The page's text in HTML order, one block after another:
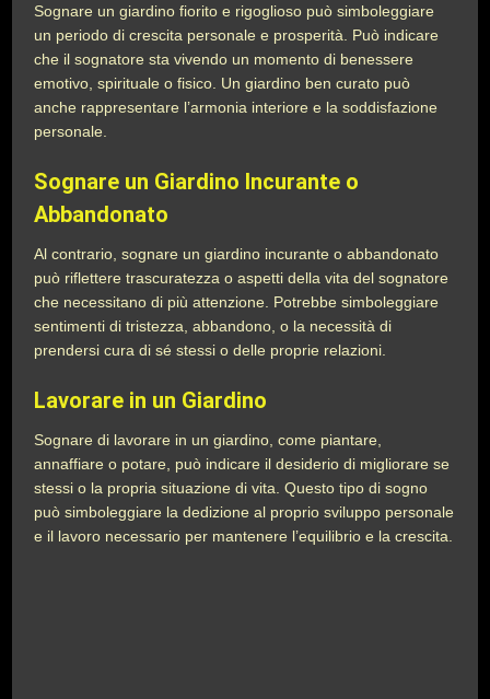
Sognare un giardino fiorito e rigoglioso può simboleggiare
un periodo di crescita personale e prosperità. Può indicare
che il sognatore sta vivendo un momento di benessere
emotivo, spirituale o fisico. Un giardino ben curato può
anche rappresentare l’armonia interiore e la soddisfazione
personale.
Sognare un Giardino Incurante o
Abbandonato
Al contrario, sognare un giardino incurante o abbandonato
può riflettere trascuratezza o aspetti della vita del sognatore
che necessitano di più attenzione. Potrebbe simboleggiare
sentimenti di tristezza, abbandono, o la necessità di
prendersi cura di sé stessi o delle proprie relazioni.
Lavorare in un Giardino
Sognare di lavorare in un giardino, come piantare,
annaffiare o potare, può indicare il desiderio di migliorare se
stessi o la propria situazione di vita. Questo tipo di sogno
può simboleggiare la dedizione al proprio sviluppo personale
e il lavoro necessario per mantenere l’equilibrio e la crescita.